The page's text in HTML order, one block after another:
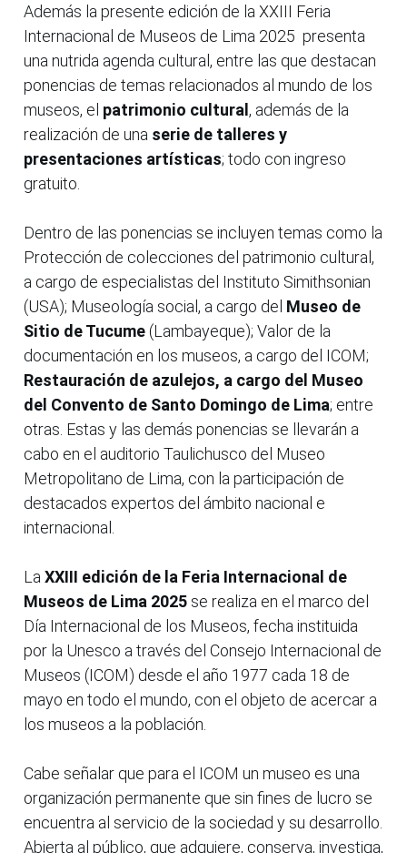
Además la presente edición de la XXIII Feria
Internacional de Museos de Lima 2025 presenta
una nutrida agenda cultural, entre las que destacan
ponencias de temas relacionados al mundo de los
museos, el patrimonio cultural , además de la
realización de una serie de talleres y
presentaciones artísticas; todo con ingreso
gratuito.
Dentro de las ponencias se incluyen temas como la
Protección de colecciones del patrimonio cultural,
a cargo de especialistas del Instituto Simithsonian
(USA); Museología social, a cargo del Museo de
Sitio de Tucume (Lambayeque); Valor de la
documentación en los museos, a cargo del ICOM;
Restauración de azulejos, a cargo del Museo
del Convento de Santo Domingo de Lima; entre
otras. Estas y las demás ponencias se llevarán a
cabo en el auditorio Taulichusco del Museo
Metropolitano de Lima, con la participación de
destacados expertos del ámbito nacional e
internacional.
La XXIII edición de la Feria Internacional de
Museos de Lima 2025 se realiza en el marco del
Día Internacional de los Museos, fecha instituida
por la Unesco a través del Consejo Internacional de
Museos (ICOM) desde el año 1977 cada 18 de
mayo en todo el mundo, con el objeto de acercar a
los museos a la población.
Cabe señalar que para el ICOM un museo es una
organización permanente que sin fines de lucro se
encuentra al servicio de la sociedad y su desarrollo.
Abierta al público, que adquiere, conserva, investiga,